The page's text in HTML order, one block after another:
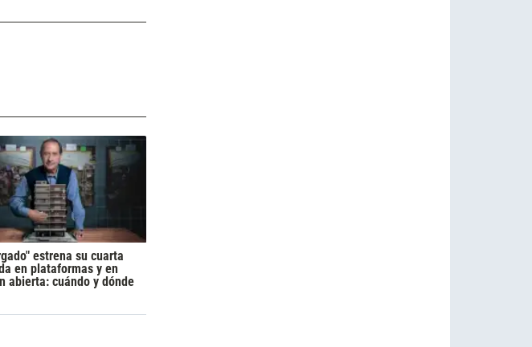
estrena su cuarta
en plataformas y en
abierta: cuándo y dónde